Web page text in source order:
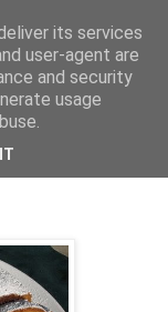
its services
user-agent are
and security
usage